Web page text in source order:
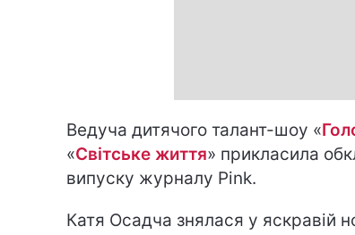
Ведуча дитячого талант-шоу «
«Світське життя» прикласила
випуску журналу Pink.
Катя Осадча знялася у яскравій